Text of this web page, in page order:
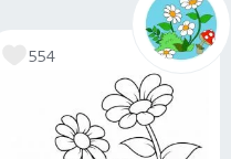
554